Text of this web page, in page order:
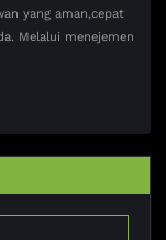
yang aman,cepat
Melalui menejemen